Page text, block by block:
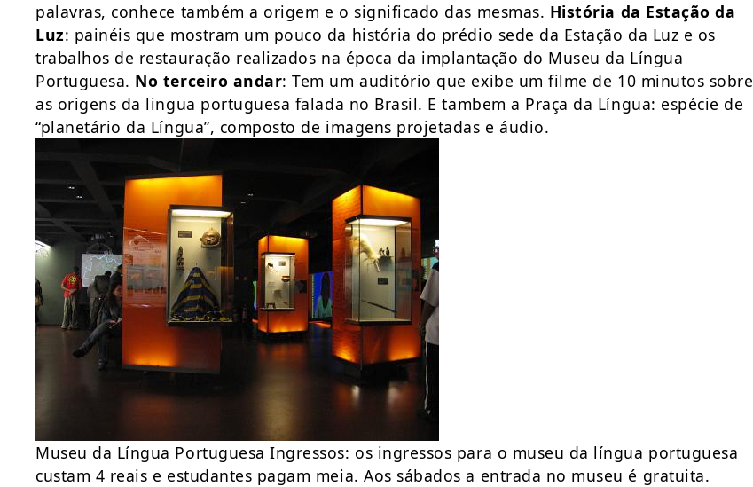
palavras, conhece também a origem e o significado das mesmas. História da Estação da
Luz: painéis que mostram um pouco da história do prédio sede da Estação da Luz e os
trabalhos de restauração realizados na época da implantação do Museu da Língua
Portuguesa. No terceiro andar: Tem um auditório que exibe um filme de 10 minutos sobre
as origens da lingua portuguesa falada no Brasil. E tambem a Praça da Língua: espécie de
“planetário da Língua”, composto de imagens projetadas e áudio.
Museu da Língua Portuguesa Ingressos: os ingressos para o museu da língua portuguesa
custam 4 reais e estudantes pagam meia. Aos sábados a entrada no museu é gratuita.